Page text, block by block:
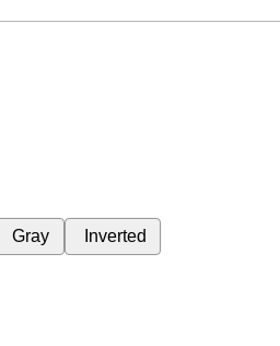
Gray Inverted